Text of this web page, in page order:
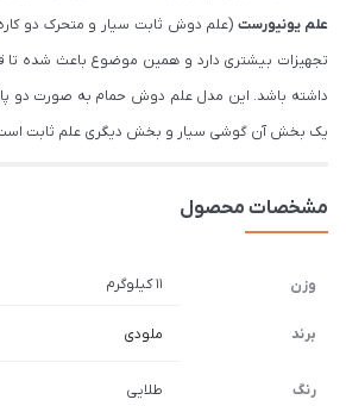
علم یونیورست(علم دوش ثابت سیار و متحرک دو
تجهیزات بیشتری دارد و همین موضوع باعث شده تا
داشته باشد. این مدل علم دوش حمام به صورت دو
یک بخش آن گوشی سیار و بخش دیگری علم ثابت
مشخصات محصول
وزن 11 کیلوگرم
برند ملودی
رنگ طلایی